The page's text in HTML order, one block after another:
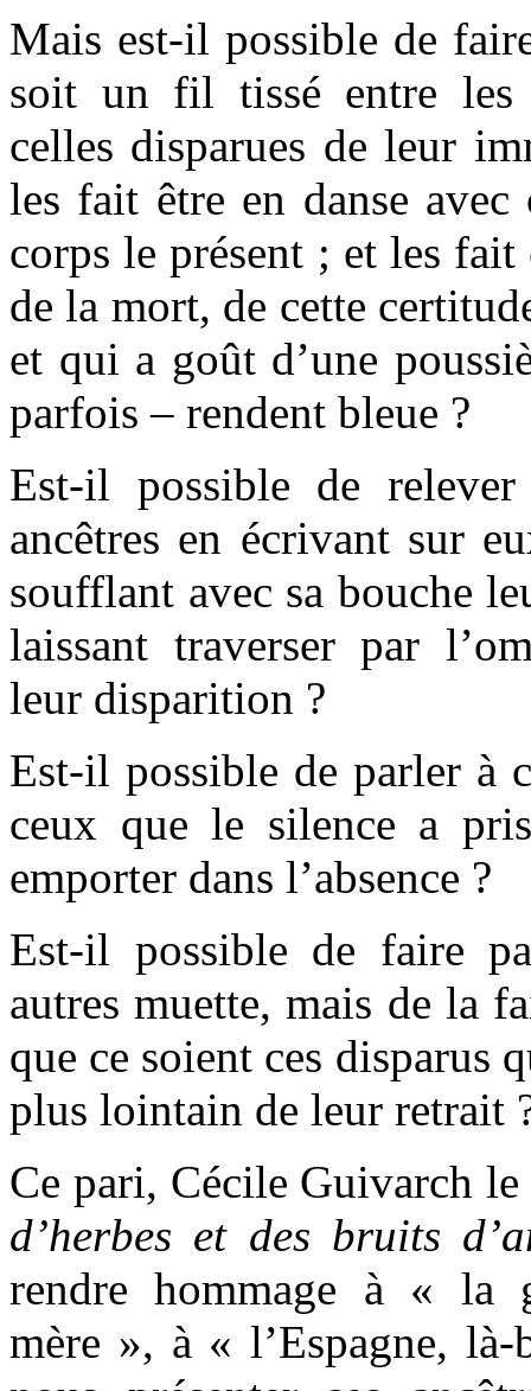
Mais est-il possible de
soit un fil tissé entre les
celles disparues de leur
les fait être en danse
corps le présent ; et les fait
de la mort, de cette
et qui a goût d’une
parfois – rendent bleue ?
Est-il possible de
ancêtres en écrivant sur
soufflant avec sa bouche
laissant traverser par
leur disparition ?
Est-il possible de parler à
ceux que le silence a
emporter dans l’absence ?
Est-il possible de faire
autres muette, mais de la
que ce soient ces disparus
plus lointain de leur retrait
Ce pari, Cécile Guivarch
d’herbes et des bruits
rendre hommage à « la
mère », à « l’Espagne,